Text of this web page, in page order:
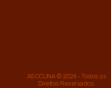
ASCCUNA © 2024 - Todos os
Direitos Reservados.